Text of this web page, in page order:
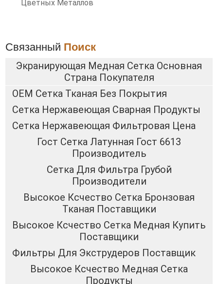
Цветных Металлов
Связанный Поиск
Экранирующая Медная Сетка Основная
Страна Покупателя
OEM Сетка Тканая Без Покрытия
Сетка Нержавеющая Сварная Продукты
Сетка Нержавеющая Фильтровая Цена
Гост Сетка Латунная Гост 6613
Производитель
Сетка Для Фильтра Грубой
Производители
Высокое Ксчество Сетка Бронзовая
Тканая Поставщики
Высокое Ксчество Сетка Медная Купить
Поставщики
Фильтры Для Экструдеров Поставщик
Высокое Ксчество Медная Сетка
Продукты